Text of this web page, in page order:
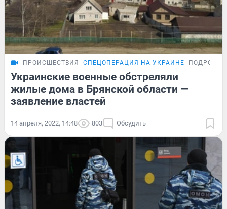
ПРОИСШЕСТВИЯ СПЕЦОПЕРАЦИЯ НА УКРАИНЕ
Украинские военные обстреляли
жилые дома в Брянской области —
заявление властей
14 апреля, 2022, 14:48 803 Обсудить